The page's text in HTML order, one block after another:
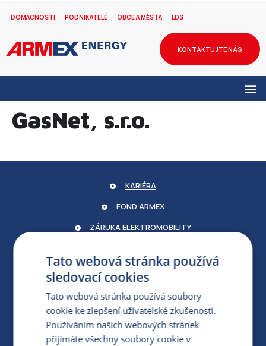
DOMÁCNOSTI PODNIKATELÉ OBCE A MĚSTA LDS
KONTAKTUJTE NÁS
GasNet, s.r.o.
KARIÉRA
FOND ARMEX
ZÁRUKA ELEKTROMOBILITY
PRO MÉDIA
MÁM DOTAZ KE STÁVAJÍCÍ SMLOUVĚ
412 154 154
Tato webová stránka používá
sledovací cookies
Tato webová stránka používá soubory
cookie ke zlepšení uživatelské zkušenosti.
Používáním našich webových stránek
přijímáte všechny soubory cookie v